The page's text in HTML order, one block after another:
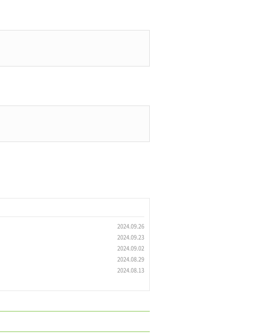
2024.09.26
2024.09.23
2024.09.02
2024.08.29
2024.08.13